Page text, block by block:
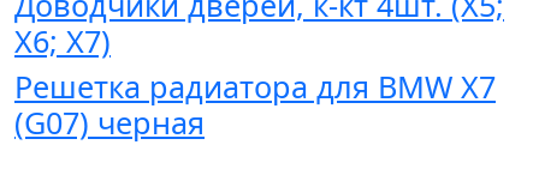
Х6; Х7)
Решетка радиатора для BMW X7
(G07) черная